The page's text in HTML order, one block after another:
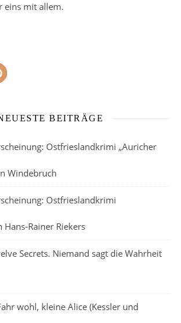
eins mit allem.
BEITRÄGE
Ostfrieslandkrimi „Auricher
Windebruch
Ostfrieslandkrimi
Hans-Rainer Riekers
Secrets. Niemand sagt die Wahrheit
wohl, kleine Alice (Kessler und